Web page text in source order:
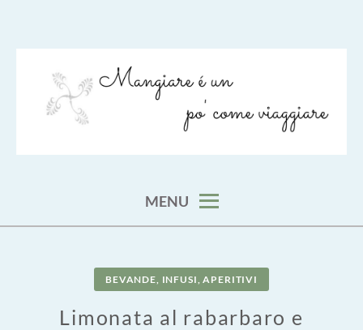
MENU
BEVANDE, INFUSI, APERITIVI
Limonata al rabarbaro e